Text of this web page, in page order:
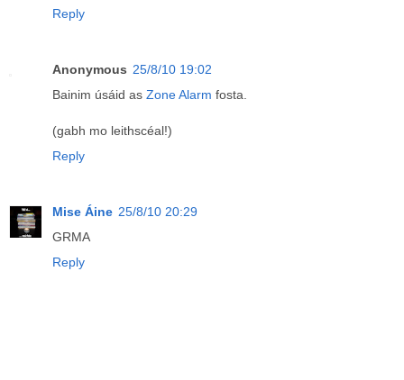
Reply
Anonymous 25/8/10 19:02
Bainim úsáid as Zone Alarm fosta.
(gabh mo leithscéal!)
Reply
Mise Áine 25/8/10 20:29
GRMA
Reply